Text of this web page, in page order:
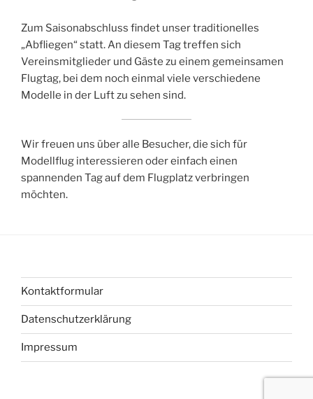
Zum Saisonabschluss findet unser traditionelles
„Abfliegen“ statt. An diesem Tag treffen sich
Vereinsmitglieder und Gäste zu einem gemeinsamen
Flugtag, bei dem noch einmal viele verschiedene
Modelle in der Luft zu sehen sind.
Wir freuen uns über alle Besucher, die sich für
Modellflug interessieren oder einfach einen
spannenden Tag auf dem Flugplatz verbringen
möchten.
Kontaktformular
Datenschutzerklärung
Impressum